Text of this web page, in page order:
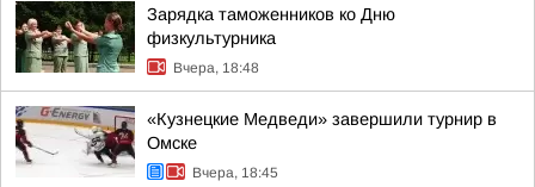
Зарядка таможенников ко Дню
физкультурника
Вчера, 18:48
«Кузнецкие Медведи» завершили турнир в
Омске
Вчера, 18:45